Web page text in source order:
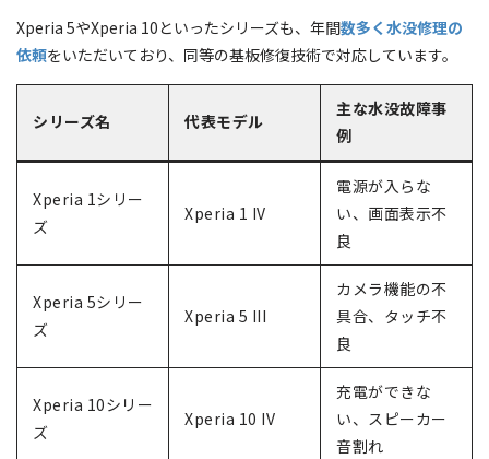
Xperia 5やXperia 10といったシリーズも、年間数多く水没修理の
依頼をいただいており、同等の基板修復技術で対応しています。
シリーズ名 代表モデル
主な水没故障事
例
Xperia 1シリー
ズ
Xperia 1 IV
電源が入らな
い、画面表示不
良
Xperia 5シリー
ズ
Xperia 5 III
カメラ機能の不
具合、タッチ不
良
Xperia 10シリー
ズ
Xperia 10 IV
充電ができな
い、スピーカー
音割れ